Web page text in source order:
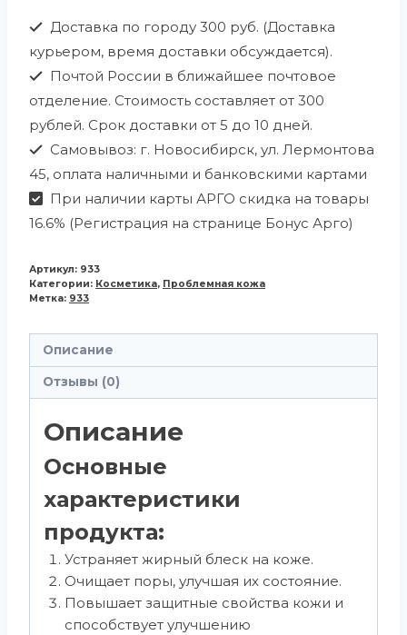
Доставка по городу 300 руб. (Доставка
курьером, время доставки обсуждается).
Почтой России в ближайшее почтовое
отделение. Стоимость составляет от 300
рублей. Срок доставки от 5 до 10 дней.
Самовывоз: г. Новосибирск, ул. Лермонтова
45, оплата наличными и банковскими картами
При наличии карты АРГО скидка на товары
16.6% (Регистрация на странице Бонус Арго)
Артикул: 933
Категории: Косметика, Проблемная кожа
Метка: 933
Описание
Отзывы (0)
Описание
Основные
характеристики
продукта:
Устраняет жирный блеск на коже.
Очищает поры, улучшая их состояние.
Повышает защитные свойства кожи и
способствует улучшению